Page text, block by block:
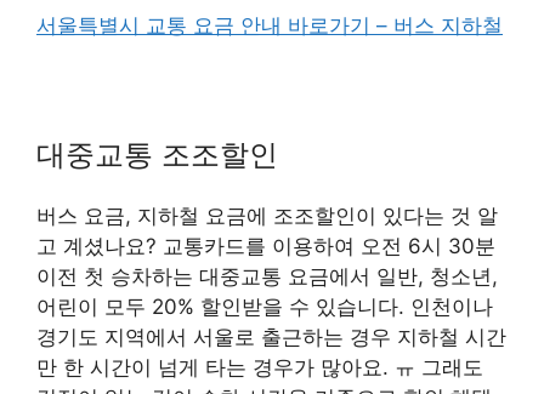
서울특별시 교통 요금 안내 바로가기 – 버스 지하철
대중교통 조조할인
버스 요금, 지하철 요금에 조조할인이 있다는 것 알
고 계셨나요? 교통카드를 이용하여 오전 6시 30분
이전 첫 승차하는 대중교통 요금에서 일반, 청소년,
어린이 모두 20% 할인받을 수 있습니다. 인천이나
경기도 지역에서 서울로 출근하는 경우 지하철 시간
만 한 시간이 넘게 타는 경우가 많아요. ㅠ 그래도